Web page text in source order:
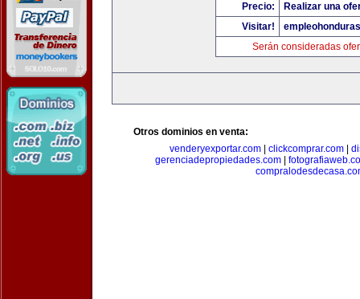
Precio:
Realizar una
Visitar!
Serán consideradas
Otros dominios en venta:
venderyexportar.com
clickcomprar.com
gerenciadepropiedades.com|